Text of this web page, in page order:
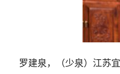
罗建泉，（少泉）江苏宜